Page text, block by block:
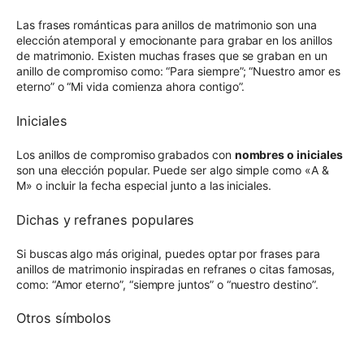
Las frases románticas para anillos de matrimonio son una
elección atemporal y emocionante para grabar en los anillos
de matrimonio. Existen muchas frases que se graban en un
anillo de compromiso como: “Para siempre”; “Nuestro amor es
eterno” o “Mi vida comienza ahora contigo”.
Iniciales
Los anillos de compromiso grabados con nombres o iniciales
son una elección popular. Puede ser algo simple como «A &
M» o incluir la fecha especial junto a las iniciales.
Dichas y refranes populares
Si buscas algo más original, puedes optar por frases para
anillos de matrimonio inspiradas en refranes o citas famosas,
como: “Amor eterno”, “siempre juntos” o “nuestro destino”.
Otros símbolos